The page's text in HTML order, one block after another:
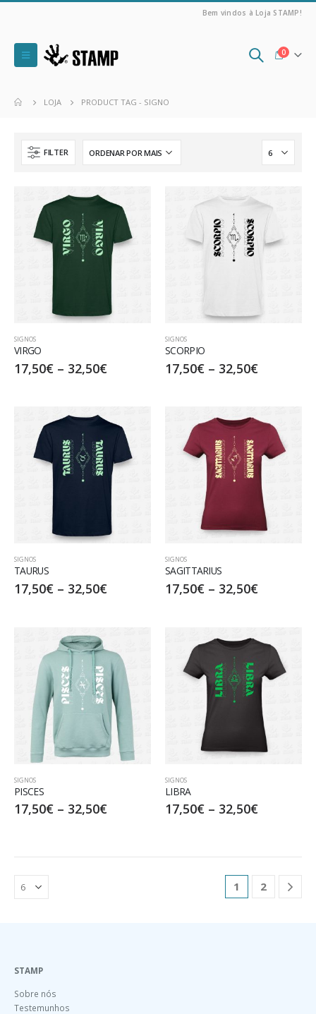
Bem vindos à Loja STAMP!
0
LOJA PRODUCT TAG - SIGNO
FILTER
SIGNOS
VIRGO
17,50€ – 32,50€
SIGNOS
SCORPIO
17,50€ – 32,50€
SIGNOS
TAURUS
17,50€ – 32,50€
SIGNOS
SAGITTARIUS
17,50€ – 32,50€
SIGNOS
PISCES
17,50€ – 32,50€
SIGNOS
LIBRA
17,50€ – 32,50€
1 2
STAMP
Sobre nós
Testemunhos